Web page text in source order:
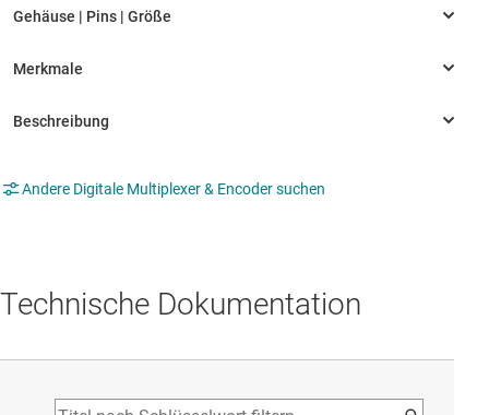
Andere Digitale Multiplexer & Encoder suchen
Technische Dokumentation